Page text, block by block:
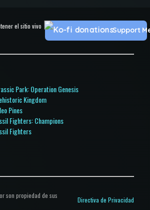
el sitio vivo
Support
Park: Operation Genesis
Kingdom
Pines
Fighters: Champions
Fighters
son propiedad de sus
Directiva de Privacidad